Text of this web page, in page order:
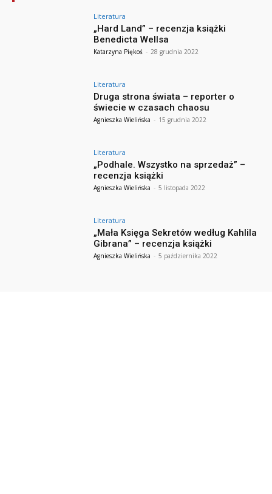
Literatura
„Hard Land” – recenzja książki
Benedicta Wellsa
Katarzyna Piękoś - 28 grudnia 2022
Literatura
Druga strona świata – reporter o
świecie w czasach chaosu
Agnieszka Wielińska - 15 grudnia 2022
Literatura
„Podhale. Wszystko na sprzedaż” –
recenzja książki
Agnieszka Wielińska - 5 listopada 2022
Literatura
„Mała Księga Sekretów według Kahlila
Gibrana” – recenzja książki
Agnieszka Wielińska - 5 października 2022